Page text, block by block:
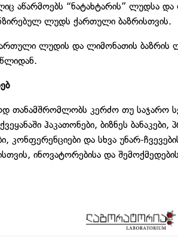
აწარმოებს “ნატახტარის” ლუდსა და
ლუდს ქართული ბაზრისთვის.
ლუდის და ლიმონათის ბაზრის
თანამშრომლობს კერძო თუ საჯარო
ჰაკათონები, ბიზნეს
კონფერენციები და სხვა უნარ-
ინოვატორებისა და